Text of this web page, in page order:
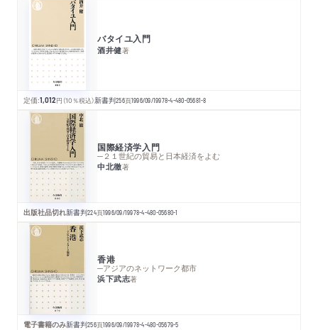
バタイユ入門
酒井健著
定価:1,012円 （10％税込）新書判256頁1996/09/19978-4-480-05681-8
国際経済学入門
─２１世紀の貿易と日本経済をよむ
中北徹著
出版社品切れ新書判224頁1996/09/19978-4-480-05680-1
香港
─アジアのネットワーク都市
浜下武志著
電子書籍のみ新書判256頁1996/09/19978-4-480-05679-5